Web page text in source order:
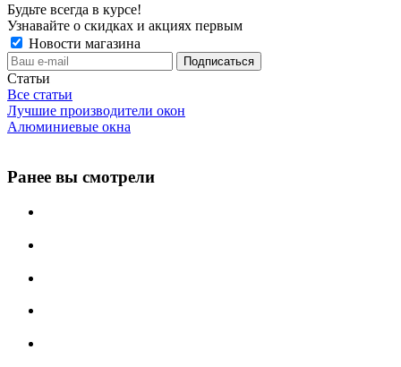
Будьте всегда в курсе!
Узнавайте о скидках и акциях первым
Новости магазина
Статьи
Все статьи
Лучшие производители окон
Алюминиевые окна
Ранее вы смотрели